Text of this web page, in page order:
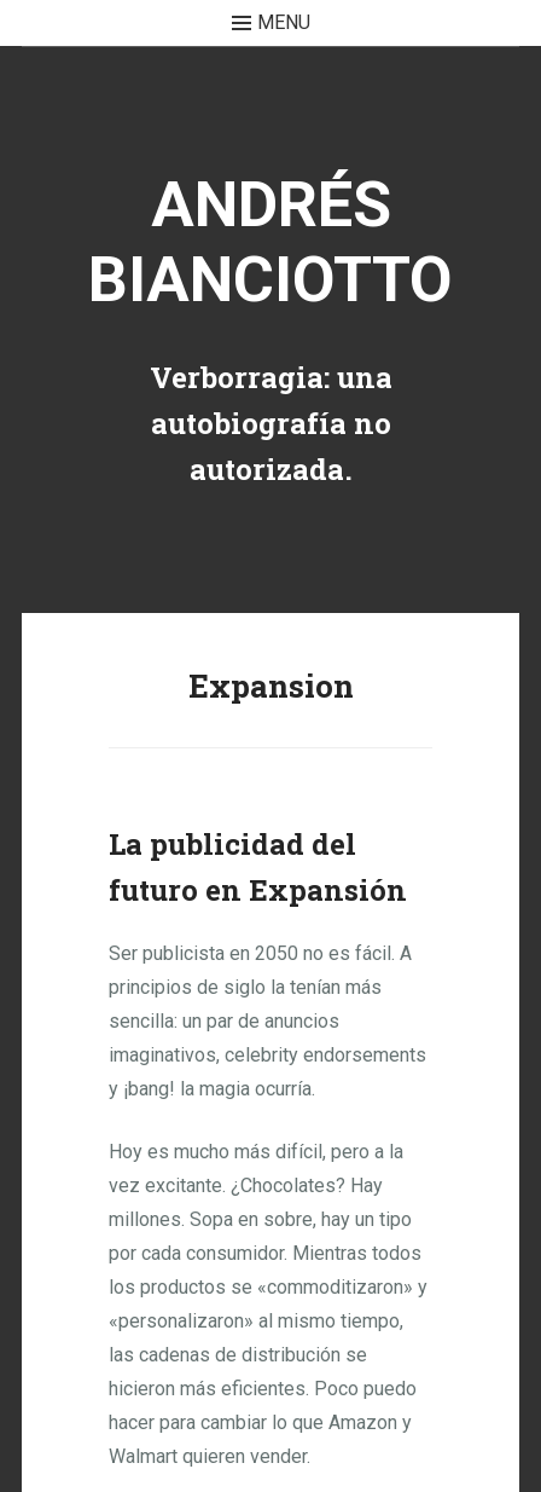
MENU
ANDRÉS
BIANCIOTTO
Verborragia: una
autobiografía no
autorizada.
Expansion
La publicidad del
futuro en Expansión
Ser publicista en 2050 no es fácil. A
principios de siglo la tenían más
sencilla: un par de anuncios
imaginativos, celebrity endorsements
y ¡bang! la magia ocurría.
Hoy es mucho más difícil, pero a la
vez excitante. ¿Chocolates? Hay
millones. Sopa en sobre, hay un tipo
por cada consumidor. Mientras todos
los productos se «commoditizaron» y
«personalizaron» al mismo tiempo,
las cadenas de distribución se
hicieron más eficientes. Poco puedo
hacer para cambiar lo que Amazon y
Walmart quieren vender.